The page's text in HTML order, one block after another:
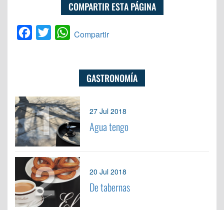
COMPARTIR ESTA PÁGINA
Facebook
Twitter WhatsApp
Compartir
GASTRONOMÍA
1 27 Jul 2018
Agua tengo
2 20 Jul 2018
De tabernas